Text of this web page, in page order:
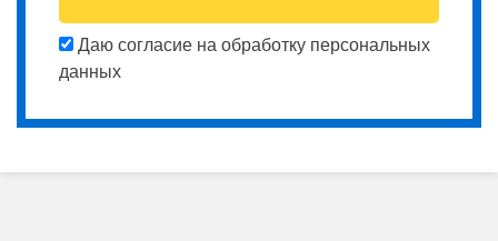
Даю согласие на обработку персональных
данных